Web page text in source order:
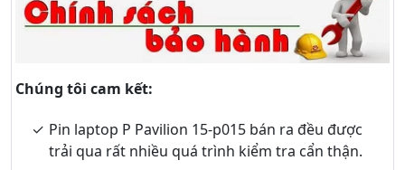
Chúng tôi cam kết:
Pin laptop P Pavilion 15-p015 bán ra đều được
trải qua rất nhiều quá trình kiểm tra cẩn thận.